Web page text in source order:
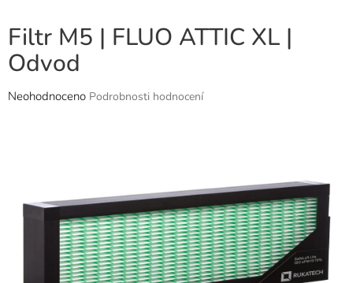
Filtr M5 | FLUO ATTIC XL |
Odvod
Průměrné
hvězdiček.
Neohodnoceno Podrobnosti hodnocení